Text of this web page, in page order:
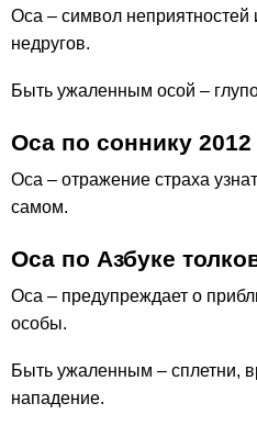
Оса – символ неприятностей
недругов.
Быть ужаленным осой –
Оса по соннику 2012
Оса – отражение страха
самом.
Оса по Азбуке
Оса – предупреждает о
особы.
Быть ужаленным – сплетни,
нападение.